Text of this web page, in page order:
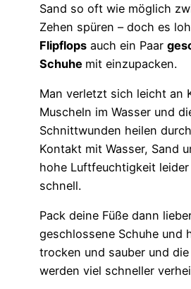
Sand so oft wie möglich
Zehen spüren – doch es
Flipflops auch ein Paar
Schuhe mit einzupacken.
Man verletzt sich leicht an
Muscheln im Wasser und
Schnittwunden heilen
Kontakt mit Wasser, Sand
hohe Luftfeuchtigkeit
schnell.
Pack deine Füße dann
geschlossene Schuhe und
trocken und sauber und die
werden viel schneller